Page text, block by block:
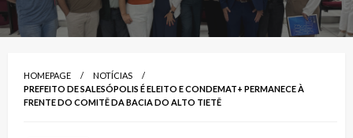
HOMEPAGE
NOTÍCIAS
PREFEITO DE SALESÓPOLIS É ELEITO E CONDEMAT+ PERMANECE À
FRENTE DO COMITÊ DA BACIA DO ALTO TIETÊ